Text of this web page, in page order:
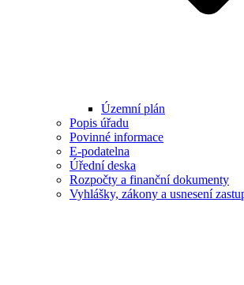
Územní plán
Popis úřadu
Povinné informace
E-podatelna
Úřední deska
Rozpočty a finanční dokumenty
Vyhlášky, zákony a usnesení